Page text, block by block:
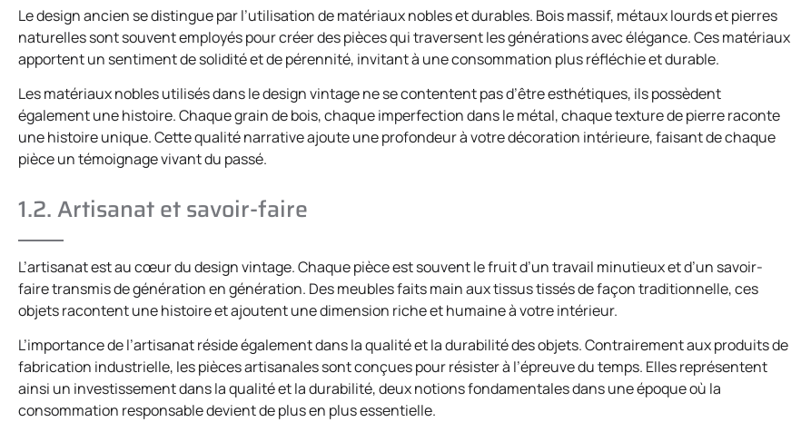
Le design ancien se distingue par l’utilisation de matériaux nobles et durables. Bois massif, métaux lourds et pierres
naturelles sont souvent employés pour créer des pièces qui traversent les générations avec élégance. Ces matériaux
apportent un sentiment de solidité et de pérennité, invitant à une consommation plus réfléchie et durable.
Les matériaux nobles utilisés dans le design vintage ne se contentent pas d’être esthétiques, ils possèdent
également une histoire. Chaque grain de bois, chaque imperfection dans le métal, chaque texture de pierre raconte
une histoire unique. Cette qualité narrative ajoute une profondeur à votre décoration intérieure, faisant de chaque
pièce un témoignage vivant du passé.
1.2. Artisanat et savoir-faire
L’artisanat est au cœur du design vintage. Chaque pièce est souvent le fruit d’un travail minutieux et d’un savoir-
faire transmis de génération en génération. Des meubles faits main aux tissus tissés de façon traditionnelle, ces
objets racontent une histoire et ajoutent une dimension riche et humaine à votre intérieur.
L’importance de l’artisanat réside également dans la qualité et la durabilité des objets. Contrairement aux produits de
fabrication industrielle, les pièces artisanales sont conçues pour résister à l’épreuve du temps. Elles représentent
ainsi un investissement dans la qualité et la durabilité, deux notions fondamentales dans une époque où la
consommation responsable devient de plus en plus essentielle.